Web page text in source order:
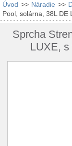
Úvod >> Náradie >>
Pool, solárna, 38L DE
Sprcha
LUXE, s